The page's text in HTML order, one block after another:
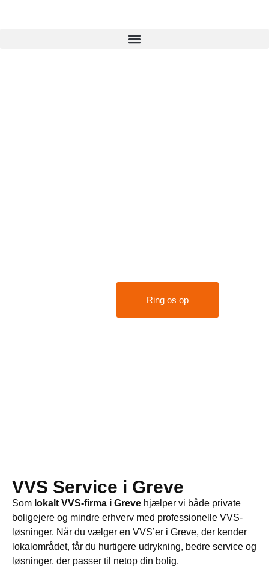
Ring os op
VVS Service i Greve
Som lokalt VVS-firma i Greve hjælper vi både private
boligejere og mindre erhverv med professionelle VVS-
løsninger. Når du vælger en VVS’er i Greve, der kender
lokalområdet, får du hurtigere udrykning, bedre service og
løsninger, der passer til netop din bolig.